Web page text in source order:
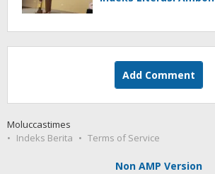
Add Comment
Moluccastimes
Indeks Berita
Terms of Service
Non AMP Version